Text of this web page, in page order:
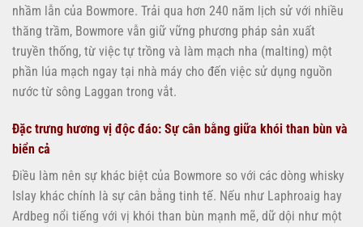
nhầm lẫn của Bowmore. Trải qua hơn 240 năm lịch sử với nhiều
thăng trầm, Bowmore vẫn giữ vững phương pháp sản xuất
truyền thống, từ việc tự trồng và làm mạch nha (malting) một
phần lúa mạch ngay tại nhà máy cho đến việc sử dụng nguồn
nước từ sông Laggan trong vắt.
Đặc trưng hương vị độc đáo: Sự cân bằng giữa khói than bùn và
biển cả
Điều làm nên sự khác biệt của Bowmore so với các dòng whisky
Islay khác chính là sự cân bằng tinh tế. Nếu như Laphroaig hay
Ardbeg nổi tiếng với vị khói than bùn mạnh mẽ, dữ dội như một